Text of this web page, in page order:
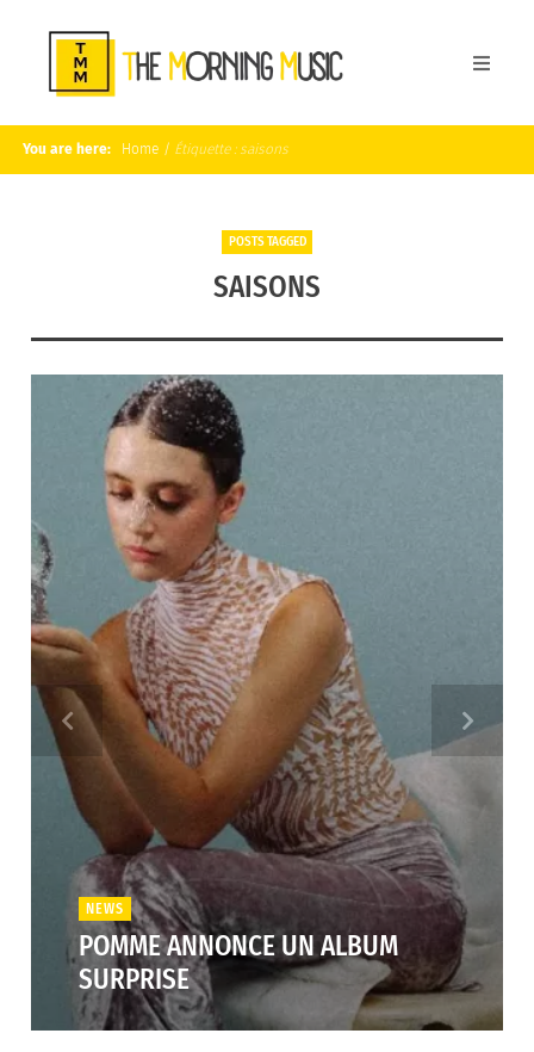
You are here: Home / Étiquette : saisons
POSTS TAGGED
SAISONS
NEWS
POMME ANNONCE UN ALBUM
SURPRISE